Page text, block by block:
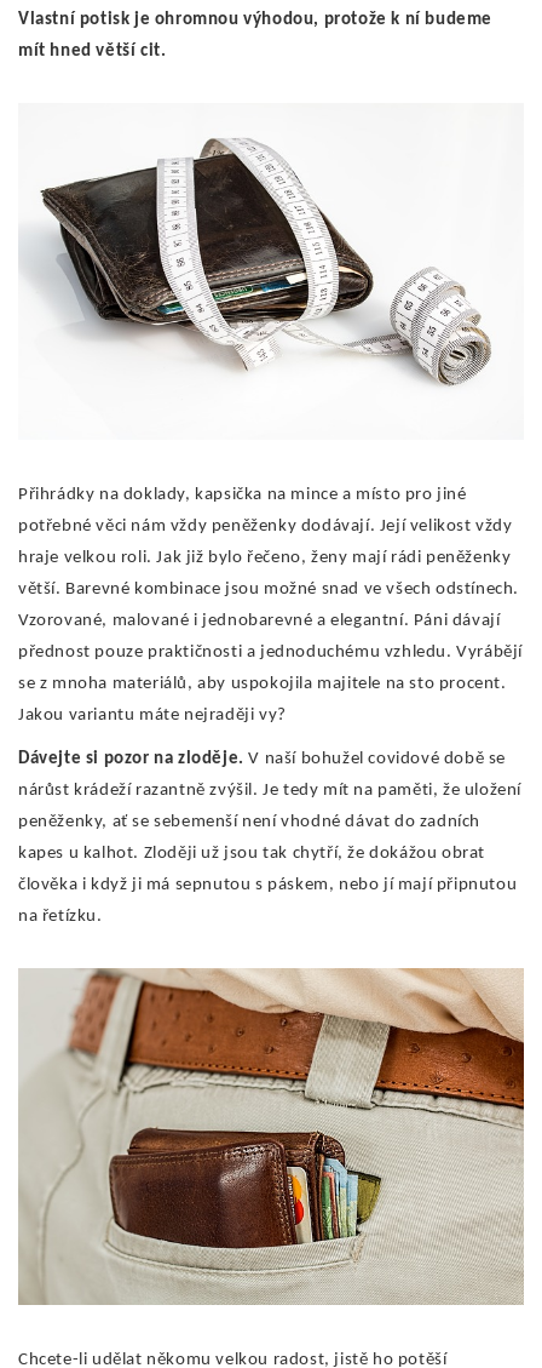
Vlastní potisk je ohromnou výhodou, protože k ní budeme
mít hned větší cit.
Přihrádky na doklady, kapsička na mince a místo pro jiné
potřebné věci nám vždy peněženky dodávají. Její velikost vždy
hraje velkou roli. Jak již bylo řečeno, ženy mají rádi peněženky
větší. Barevné kombinace jsou možné snad ve všech odstínech.
Vzorované, malované i jednobarevné a elegantní. Páni dávají
přednost pouze praktičnosti a jednoduchému vzhledu. Vyrábějí
se z mnoha materiálů, aby uspokojila majitele na sto procent.
Jakou variantu máte nejraději vy?
Dávejte si pozor na zloděje. V naší bohužel covidové době se
nárůst krádeží razantně zvýšil. Je tedy mít na paměti, že uložení
peněženky, ať se sebemenší není vhodné dávat do zadních
kapes u kalhot. Zloději už jsou tak chytří, že dokážou obrat
člověka i když ji má sepnutou s páskem, nebo jí mají připnutou
na řetízku.
Chcete-li udělat někomu velkou radost, jistě ho potěší